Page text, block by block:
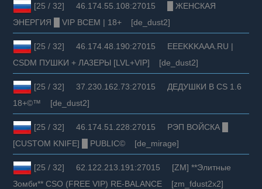
[25 / 32] 46.174.55.108:27015 █ ЖЕНСКАЯ
ЭНЕРГИЯ █ VIP ВСЕМ | 18+ [de_dust2]
[25 / 32] 46.174.48.190:27015 EEEKKKAAA.RU |
CSDM ПУШKИ + ЛA3EPЫ [LVL+VIP] [de_dust2]
[25 / 32] 37.230.162.73:27015 ДЕДУШКИ В CS 1.6
18+©™ [de_dust2]
[25 / 32] 46.174.51.228:27015 РЭП ВОЙСКА █
[CUSTOM KNIFE] █ PUBLIC© [de_mirage]
[25 / 32] 62.122.213.191:27015 [ZM] **Элитныe
Зoмби** CSO (FREE VIP) RE-BALANCE [zm_fdust2x2]